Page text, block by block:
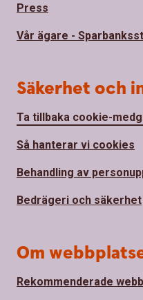
Press
Vår ägare -
Säkerhet och
Ta tillbaka cookie-
Så hanterar vi cookies
Behandling av
Bedrägeri och säkerhet
Om
Rekommenderade